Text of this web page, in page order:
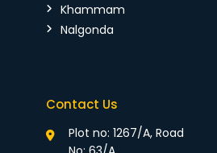
Khammam
Nalgonda
Contact Us
Plot no: 1267/A, Road